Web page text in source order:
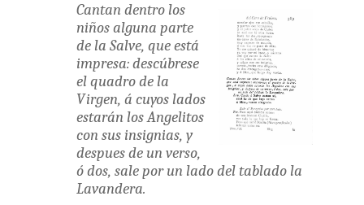
Cantan dentro los
niñosalguna parte
de la Salve, queestá
impresa:descúbrese
elquadrode la
Virgen, á cuyos lados
estarán losAngelitos
con sus insignias, y
despuesde un verso,
ódos, sale por un ladodeltablado la
Lavandera.